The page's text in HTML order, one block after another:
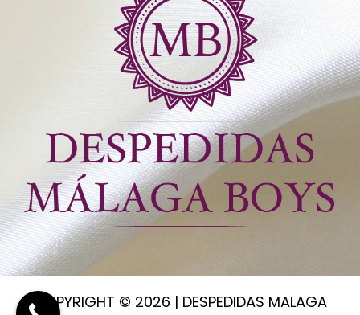
COPYRIGHT © 2026 | DESPEDIDAS MALAGA